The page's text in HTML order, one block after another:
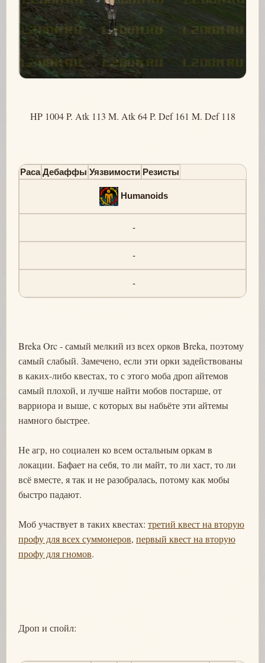
HP 1004 P. Atk 113 M. Atk 64 P. Def 161 M. Def 118
Раса Дебаффы Уязвимости Резисты
Humanoids
-
-
-
Breka Orc - самый мелкий из всех орков Breka, поэтому
самый слабый. Замечено, если эти орки задействованы
в каких-либо квестах, то с этого моба дроп айтемов
самый плохой, и лучше найти мобов постарше, от
варриора и выше, с которых вы набьёте эти айтемы
намного быстрее.
Не агр, но социален ко всем остальным оркам в
локации. Бафает на себя, то ли майт, то ли хаст, то ли
всё вместе, я так и не разобралась, потому как мобы
быстро падают.
Моб участвует в таких квестах: третий квест на вторую
профу для всех суммонеров, первый квест на вторую
профу для гномов.
Дроп и спойл: